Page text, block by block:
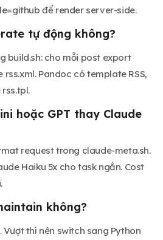
để render server-side.
tự động không?
build.sh: cho mỗi post export
rss.xml. Pandoc có template RSS,
hoặc GPT thay Claude
request trong claude-meta.sh.
Haiku 5x cho task ngắn. Cost
không?
Vượt thì nên switch sang Python